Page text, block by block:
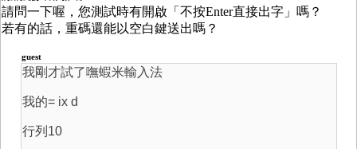
請問一下喔，您測試時有開啟「不按Enter直接出字」嗎？
若有的話，重碼還能以空白鍵送出嗎？
guest
我剛才試了嘸蝦米輸入法
我的= ix d
行列10